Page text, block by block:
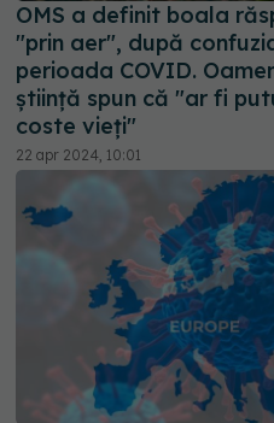
OMS a definit boala
"prin aer", după
perioada COVID.
știință spun că "ar fi
coste vieți"
22 apr 2024, 10:01